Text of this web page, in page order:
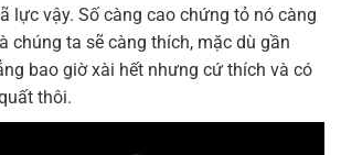
lực vậy. Số càng cao chứng tỏ nó càng
chúng ta sẽ càng thích, mặc dù gần
bao giờ xài hết nhưng cứ thích và có
thôi.